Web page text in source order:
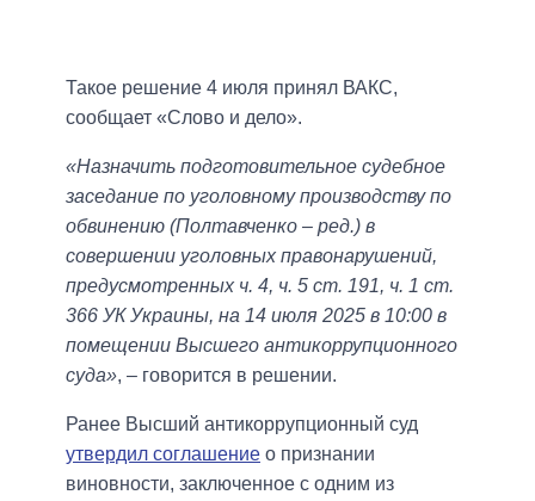
Такое решение 4 июля принял ВАКС,
сообщает «Слово и дело».
«Назначить подготовительное судебное
заседание по уголовному производству по
обвинению (Полтавченко – ред.) в
совершении уголовных правонарушений,
предусмотренных ч. 4, ч. 5 ст. 191, ч. 1 ст.
366 УК Украины, на 14 июля 2025 в 10:00 в
помещении Высшего антикоррупционного
суда», – говорится в решении.
Ранее Высший антикоррупционный суд
утвердил соглашение о признании
виновности, заключенное с одним из